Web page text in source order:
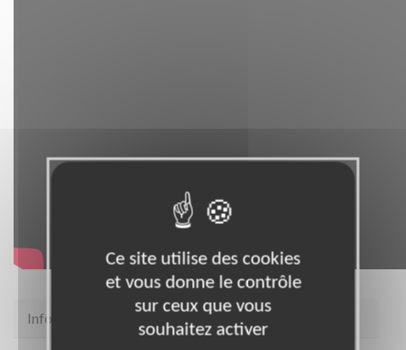
Infos pratiques
Ce site utilise des cookies
et vous donne le contrôle
sur ceux que vous
souhaitez activer